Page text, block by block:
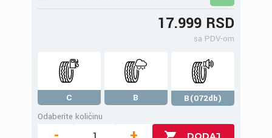
17.999 RSD
sa PDV-om
C B
B(072db)
Odaberite količinu